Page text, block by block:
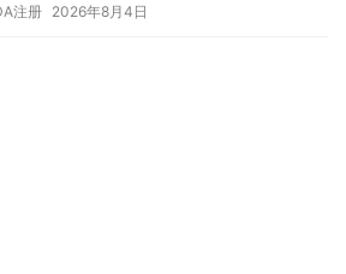
注册 2026年8月4日